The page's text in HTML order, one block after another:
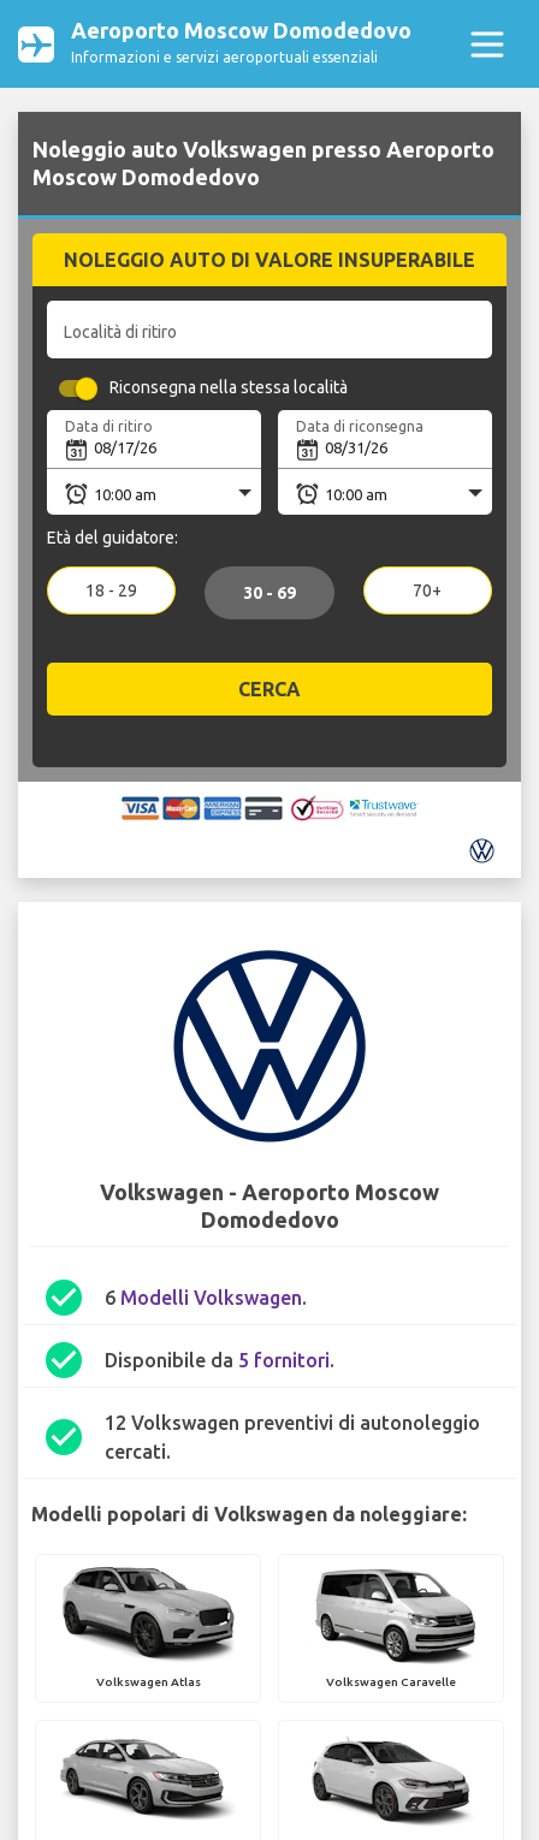
Aeroporto Moscow Domodedovo
Informazioni e servizi aeroportuali essenziali
Noleggio auto Volkswagen presso Aeroporto
Moscow Domodedovo
NOLEGGIO AUTO DI VALORE INSUPERABILE
Località di ritiro
Riconsegna nella stessa località
Data di ritiro Data di riconsegna
Età del guidatore:
18 - 29 30 - 69 70+
CERCA
Volkswagen - Aeroporto Moscow
Domodedovo
check_circle 6 Modelli Volkswagen.
check_circle Disponibile da 5 fornitori.
check_circle
12 Volkswagen preventivi di autonoleggio
cercati.
Modelli popolari di Volkswagen da noleggiare:
Volkswagen Atlas Volkswagen Caravelle